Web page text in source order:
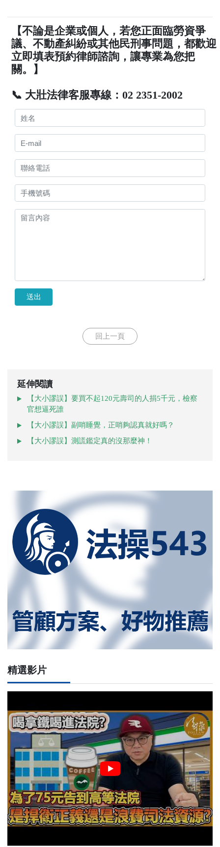
【不論是企業或個人，若您正面臨勞資爭
議、不動產糾紛或其他民刑事問題，都歡迎
立即填表預約律師諮詢，讓專業為您把
關。】
📞 大壯法律客服專線：02 2351-2002
送出
回上一頁
延伸閱讀
【大小謬誤】要買不起120元壽司的人捐5千元，檢察
官想逼死誰
【大小謬誤】副哨睡覺，正哨夠認真就好嗎？
【大小謬誤】測謊鑑定真的沒那麼神！
精選影片